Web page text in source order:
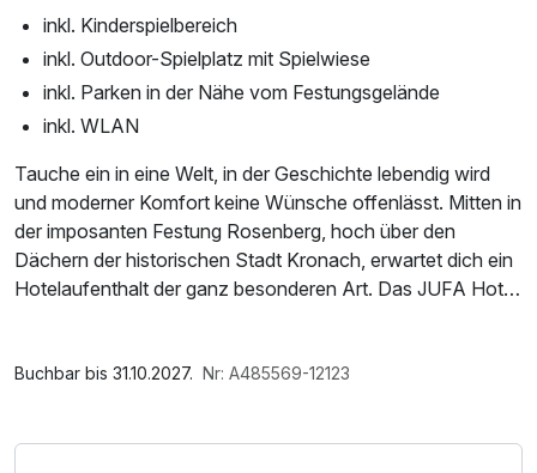
inkl. Kinderspielbereich
inkl. Outdoor-Spielplatz mit Spielwiese
inkl. Parken in der Nähe vom Festungsgelände
inkl. WLAN
Tauche ein in eine Welt, in der Geschichte lebendig wird
und moderner Komfort keine Wünsche offenlässt. Mitten in
der imposanten Festung Rosenberg, hoch über den
Dächern der historischen Stadt Kronach, erwartet dich ein
Hotelaufenthalt der ganz besonderen Art. Das JUFA Hotel
regionaler Kulinarik – für einen unvergesslichen Aufenthalt
Parkplatz, W-LAN Nutzung / Internetnutzung
Buchbar bis 31.10.2027. Nr: A485569-12123